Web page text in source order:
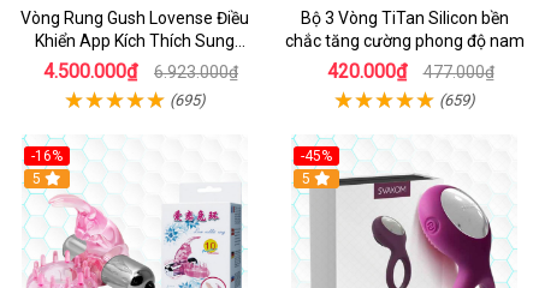
Vòng Rung Gush Lovense Điều
Khiển App Kích Thích Sung
Sướng
4.500.000₫ 6.923.000₫
(695)
Bộ 3 Vòng TiTan Silicon bền
chắc tăng cường phong độ nam
420.000₫ 477.000₫
(659)
-16%
Hot
5
-45%
5